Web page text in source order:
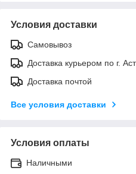
Условия доставки
Самовывоз
Доставка курьером по г.
Доставка почтой
Все условия доставки
Условия оплаты
Наличными